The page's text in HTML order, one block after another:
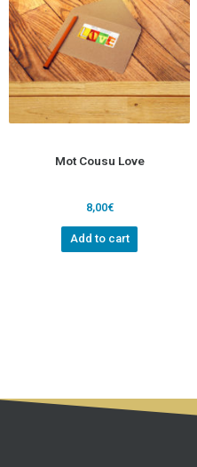
Mot Cousu Love
8,00€
Add to cart